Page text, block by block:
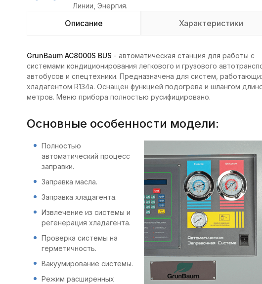
Линии, Энергия.
Описание Характеристики
GrunBaum AC8000S BUS - автоматическая станция для работы с
системами кондиционирования легкового и грузового
автобусов и спецтехники. Предназначена для систем,
хладагентом R134a. Оснащен функцией подогрева и шлангом
метров. Меню прибора полностью русифицировано.
Основные особенности модели:
Полностью
автоматический процесс
заправки.
Заправка масла.
Заправка хладагента.
Извлечение из системы и
регенерация хладагента.
Проверка системы на
герметичность.
Вакуумирование системы.
Режим расширенных